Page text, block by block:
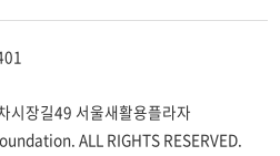
시장길49 서울새활용플라자
ALL RIGHTS RESERVED.